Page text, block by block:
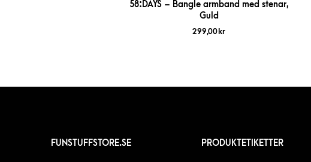
58:DAYS – Bangle armband med stenar,
Guld
299,00 kr
FUNSTUFFSTORE.SE PRODUKTETIKETTER